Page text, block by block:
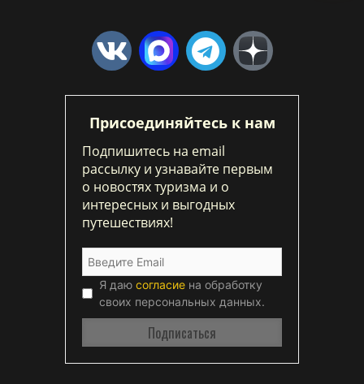
Присоединяйтесь к нам
Подпишитесь на email
рассылку и узнавайте первым
о новостях туризма и о
интересных и выгодных
путешествиях!
Я даю согласие на обработку
своих персональных данных.